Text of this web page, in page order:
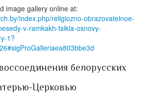
image gallery online at:
index.php/religiozno-obrazovatelnoe-
v-ramkakh-tsikla-osnovy-
1?
белорусских
Церковью